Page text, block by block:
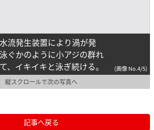
流発生装置により渦が発
ぐかのように小アジの群れ
、イキイキと泳ぎ続ける。
(画像 No.4/5)
縦スクロールで次の写真へ
記事へ戻る